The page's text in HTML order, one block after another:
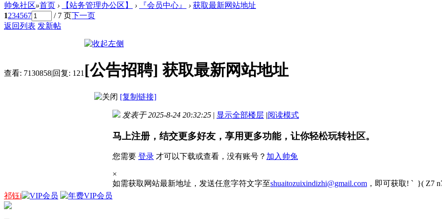
帅兔社区»首页 › 【站务管理办公区】 › 『会员中心』 › 获取最新网站地址
1234567 / 7 页下一页
返回列表 发新帖
查看: 7130858|回复: 121 [公告招聘] 获取最新网站地址
[复制链接]
祁钰i
发表于 2025-8-24 20:32:25 | 显示全部楼层 |阅读模式
马上注册，结交更多好友，享用更多功能，让你轻松玩转社区。
您需要 登录 才可以下载或查看，没有账号？ 加入帅兔
×
如需获取网站最新地址，发送任意字符文字至shuaitozuixindizhi@gmail.com ，即可获取! ` }( Z7